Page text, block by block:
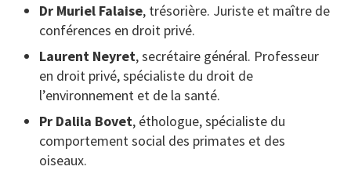
Dr Muriel Falaise, trésorière. Juriste et maître de
conférences en droit privé.
Laurent Neyret, secrétaire général. Professeur
en droit privé, spécialiste du droit de
l’environnement et de la santé.
Pr Dalila Bovet, éthologue, spécialiste du
comportement social des primates et des
oiseaux.